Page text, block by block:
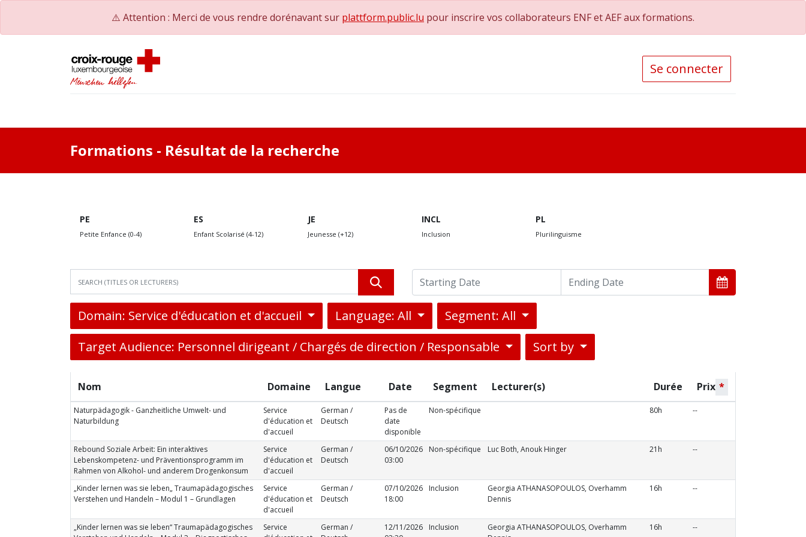
⚠️ Attention : Merci de vous rendre dorénavant sur plattform.public.lu pour inscrire vos collaborateurs ENF et AEF aux formations.
Se connecter
Formations - Résultat de la recherche
PE
Petite Enfance (0-4)
ES
Enfant Scolarisé (4-12)
JE
Jeunesse (+12)
INCL
Inclusion
PL
Plurilinguisme
Domain: Service d'éducation et d'accueil Language: All
Segment: All
Target Audience: Personnel dirigeant / Chargés de direction / Responsable
Sort by
Nom Domaine Langue Date Segment Lecturer(s) Durée Prix *
Naturpädagogik - Ganzheitliche Umwelt- und
Naturbildung
Service
d'éducation et
d'accueil
German /
Deutsch
Pas de
date
disponible
Non-spécifique 80h --
Rebound Soziale Arbeit: Ein interaktives
Lebenskompetenz- und Präventionsprogramm im
Rahmen von Alkohol- und anderem Drogenkonsum
Service
d'éducation et
d'accueil
German /
Deutsch
06/10/2026
03:00
Non-spécifique Luc Both, Anouk Hinger 21h --
„Kinder lernen was sie leben„ Traumapädagogisches
Verstehen und Handeln – Modul 1 – Grundlagen
Service
d'éducation et
d'accueil
German /
Deutsch
07/10/2026
18:00
Inclusion
Georgia ATHANASOPOULOS, Overhamm
Dennis
16h --
„Kinder lernen was sie leben“ Traumapädagogisches
Service
German /
12/11/2026
Inclusion
Georgia ATHANASOPOULOS, Overhamm
16h --